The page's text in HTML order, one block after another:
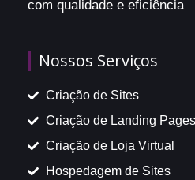
com qualidade e eficiência
Nossos Serviços
Criação de Sites
Criação de Landing Pages
Criação de Loja Virtual
Hospedagem de Sites